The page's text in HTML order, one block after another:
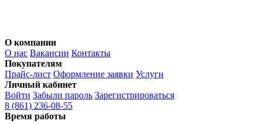
О компании
О нас Вакансии Контакты
Покупателям
Прайс-лист Оформление заявки Услуги
Личный кабинет
Войти Забыли пароль Зарегистрироваться
8 (861) 236-08-55
Время работы